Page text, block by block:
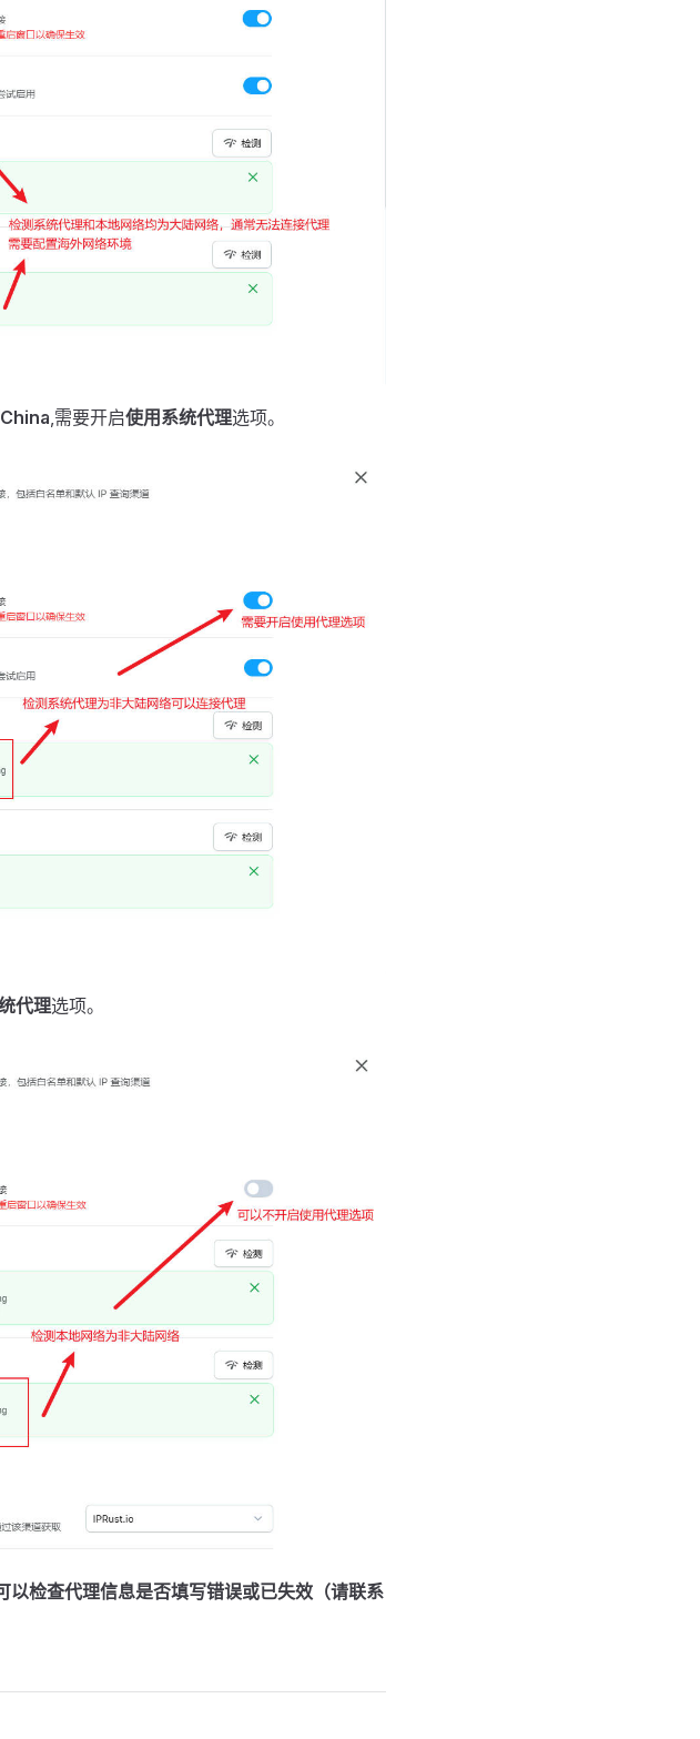
,需要开启使用系统代理选项。
代理选项。
检查代理信息是否填写错误或已失效（请联系